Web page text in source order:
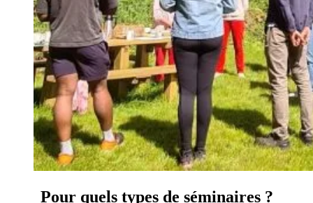
Pour quels types de séminaires ?